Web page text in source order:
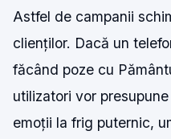
Astfel de campanii
clienților. Dacă un
făcând poze cu
utilizatori vor
emoții la frig puternic,